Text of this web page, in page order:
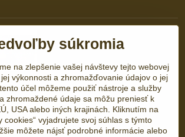
súkromia
na zlepšenie vašej návštevy tejto webovej
výkonnosti a zhromažďovanie údajov o jej
účel môžeme použiť nástroje a služby
zhromaždené údaje sa môžu preniesť k
USA alebo iných krajinách. Kliknutím na
cookies“ vyjadrujete svoj súhlas s týmto
môžete nájsť podrobné informácie alebo